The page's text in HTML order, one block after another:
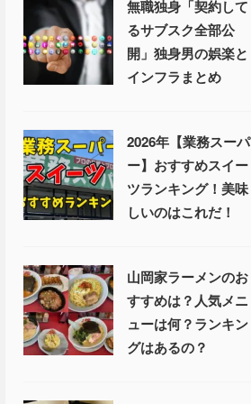
無職独身「契約して
るサブスク全部公
開」独身男の娯楽と
インフラまとめ
2026年【業務スーパ
ー】おすすめスイー
ツランキング！美味
しいのはこれだ！
山岡家ラーメンのお
すすめは？人気メニ
ューは何？ランキン
グはあるの？